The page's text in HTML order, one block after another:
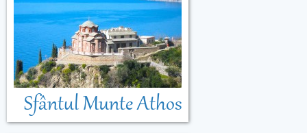
Sfântul Munte Athos